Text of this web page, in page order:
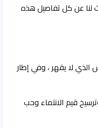
لنا عن كل تفاصيل هذه
لا يقهر ، وفي إطار
قيم الانتماء وحب